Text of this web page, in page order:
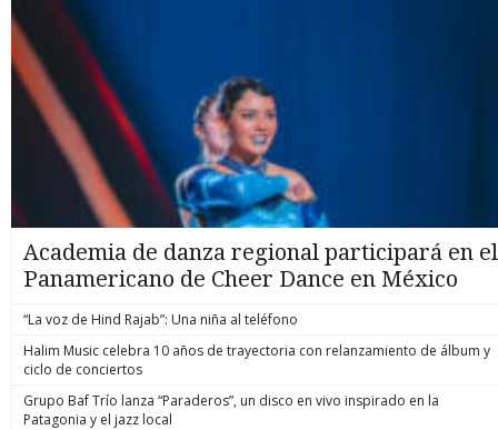
Academia de danza regional participará en el
Panamericano de Cheer Dance en México
“La voz de Hind Rajab”: Una niña al teléfono
Halim Music celebra 10 años de trayectoria con relanzamiento de álbum y
ciclo de conciertos
Grupo Baf Trío lanza “Paraderos”, un disco en vivo inspirado en la
Patagonia y el jazz local